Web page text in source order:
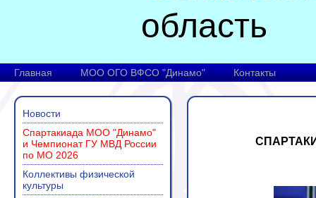
область
Главная МОО ОГО ВФСО "Динамо" Контакты
Новости
Спартакиада МОО "Динамо"
и Чемпионат ГУ МВД России
по МО 2026
Коллективы физической
культуры